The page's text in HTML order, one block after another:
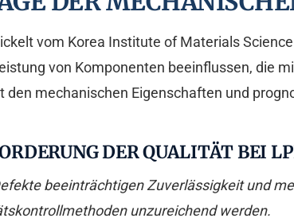
vom Korea Institute of Materials
von Komponenten beeinflussen, die
den mechanischen Eigenschaften und
DER QUALITÄT BEI
beeinträchtigen Zuverlässigkeit und
unzureichend werden.